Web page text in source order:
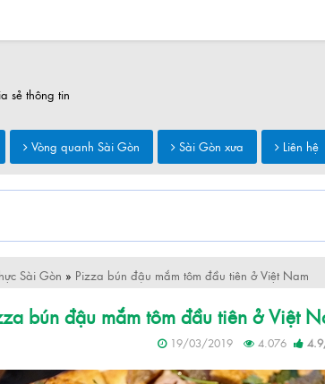
sẻ thông tin
Vòng quanh Sài Gòn Sài Gòn xưa Liên hệ
Sài Gòn » Pizza bún đậu mắm tôm đầu tiên ở Việt Nam
bún đậu mắm tôm đầu tiên ở Việt
19/03/2019 4.076 4.9